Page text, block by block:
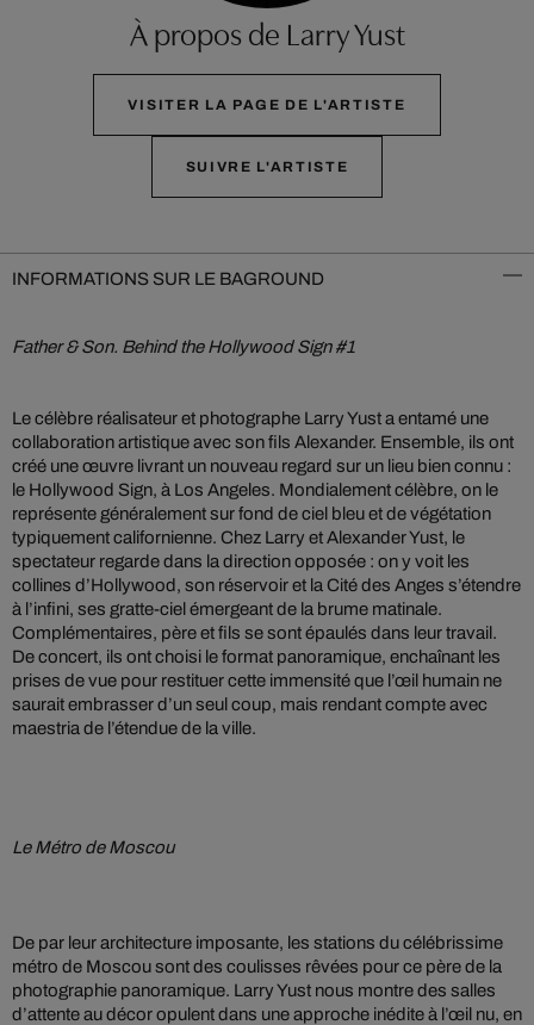
À propos de Larry Yust
VISITER LA PAGE DE L'ARTISTE
SUIVRE L'ARTISTE
INFORMATIONS SUR LE BAGROUND
Father & Son. Behind the Hollywood Sign #1
Le célèbre réalisateur et photographe Larry Yust a entamé une
collaboration artistique avec son fils Alexander. Ensemble, ils ont
créé une œuvre livrant un nouveau regard sur un lieu bien connu :
le Hollywood Sign, à Los Angeles. Mondialement célèbre, on le
représente généralement sur fond de ciel bleu et de végétation
typiquement californienne. Chez Larry et Alexander Yust, le
spectateur regarde dans la direction opposée : on y voit les
collines d’Hollywood, son réservoir et la Cité des Anges s’étendre
à l’infini, ses gratte-ciel émergeant de la brume matinale.
Complémentaires, père et fils se sont épaulés dans leur travail.
De concert, ils ont choisi le format panoramique, enchaînant les
prises de vue pour restituer cette immensité que l’œil humain ne
saurait embrasser d’un seul coup, mais rendant compte avec
maestria de l’étendue de la ville.
Le Métro de Moscou
De par leur architecture imposante, les stations du célébrissime
métro de Moscou sont des coulisses rêvées pour ce père de la
photographie panoramique. Larry Yust nous montre des salles
d’attente au décor opulent dans une approche inédite à l’œil nu, en